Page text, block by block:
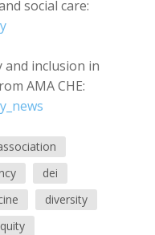
social care:
and inclusion in
AMA CHE:
dei
diversity